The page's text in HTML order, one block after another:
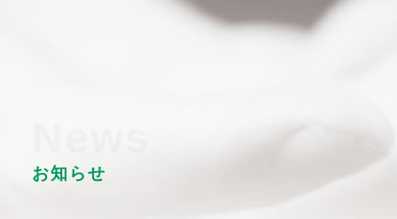
お知らせ